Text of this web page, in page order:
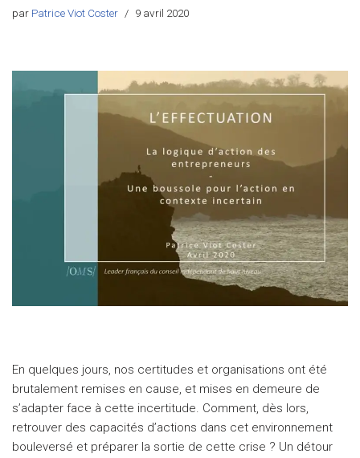
par Patrice Viot Coster 9 avril 2020
En quelques jours, nos certitudes et organisations ont été
brutalement remises en cause, et mises en demeure de
s’adapter face à cette incertitude. Comment, dès lors,
retrouver des capacités d’actions dans cet environnement
bouleversé et préparer la sortie de cette crise ? Un détour